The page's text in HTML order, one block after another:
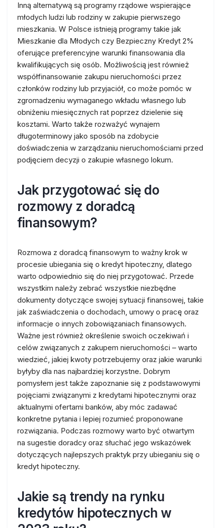
Inną alternatywą są programy rządowe wspierające
młodych ludzi lub rodziny w zakupie pierwszego
mieszkania. W Polsce istnieją programy takie jak
Mieszkanie dla Młodych czy Bezpieczny Kredyt 2%
oferujące preferencyjne warunki finansowania dla
kwalifikujących się osób. Możliwością jest również
współfinansowanie zakupu nieruchomości przez
członków rodziny lub przyjaciół, co może pomóc w
zgromadzeniu wymaganego wkładu własnego lub
obniżeniu miesięcznych rat poprzez dzielenie się
kosztami. Warto także rozważyć wynajem
długoterminowy jako sposób na zdobycie
doświadczenia w zarządzaniu nieruchomościami przed
podjęciem decyzji o zakupie własnego lokum.
Jak przygotować się do
rozmowy z doradcą
finansowym?
Rozmowa z doradcą finansowym to ważny krok w
procesie ubiegania się o kredyt hipoteczny, dlatego
warto odpowiednio się do niej przygotować. Przede
wszystkim należy zebrać wszystkie niezbędne
dokumenty dotyczące swojej sytuacji finansowej, takie
jak zaświadczenia o dochodach, umowy o pracę oraz
informacje o innych zobowiązaniach finansowych.
Ważne jest również określenie swoich oczekiwań i
celów związanych z zakupem nieruchomości – warto
wiedzieć, jakiej kwoty potrzebujemy oraz jakie warunki
byłyby dla nas najbardziej korzystne. Dobrym
pomysłem jest także zapoznanie się z podstawowymi
pojęciami związanymi z kredytami hipotecznymi oraz
aktualnymi ofertami banków, aby móc zadawać
konkretne pytania i lepiej rozumieć proponowane
rozwiązania. Podczas rozmowy warto być otwartym
na sugestie doradcy oraz słuchać jego wskazówek
dotyczących najlepszych praktyk przy ubieganiu się o
kredyt hipoteczny.
Jakie są trendy na rynku
kredytów hipotecznych w